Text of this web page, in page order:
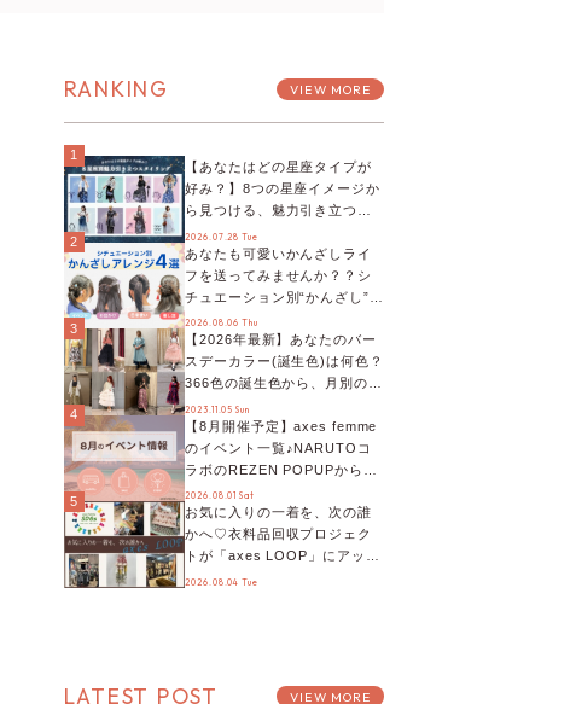
RANKING VIEW MORE
1
【あなたはどの星座タイプが
好み？】8つの星座イメージか
ら見つける、魅力引き立つス
タイリング♡
2026.07.28 Tue
2
あなたも可愛いかんざしライ
フを送ってみませんか？？シ
チュエーション別“かんざし”の
オススメ【ショップスタッフ
編集部】
2026.08.06 Thu
3
【2026年最新】あなたのバー
スデーカラー(誕生色)は何色？
366色の誕生色から、月別の誕
生色、バースデーカラーコー
デまでご紹介♡
2023.11.05 Sun
4
【8月開催予定】axes femme
のイベント一覧♪NARUTOコ
ラボのREZEN POPUPから、
プチYour Stage.、ティーパー
ティまで！8月の特別なイベン
トをチェック◎
2026.08.01 Sat
5
お気に入りの一着を、次の誰
かへ♡衣料品回収プロジェク
トが「axes LOOP」にアップ
デート！活用するとポイント
2026.08.04 Tue
LATEST POST VIEW MORE